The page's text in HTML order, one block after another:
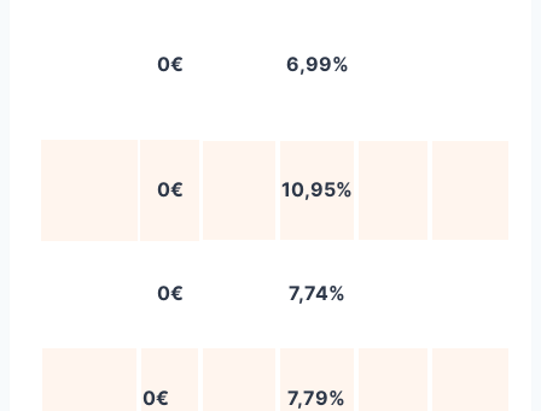
0€ 6,99%
0€ 10,95%
0€ 7,74%
0€ 7,79%